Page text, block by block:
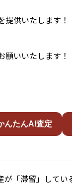
提供いたします！
願いいたします！
んたんAI査定